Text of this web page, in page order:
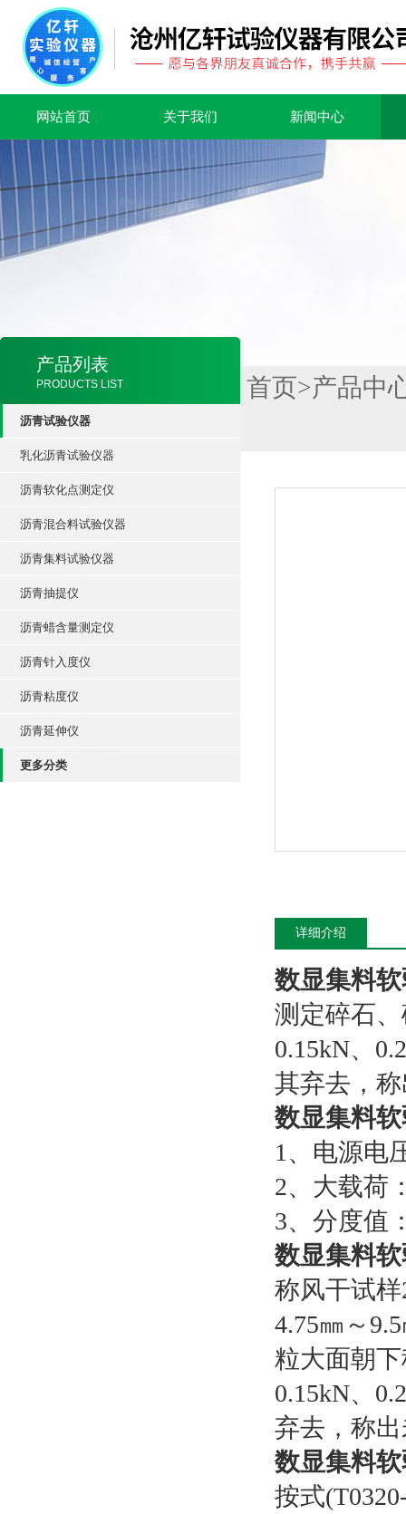
网站首页 关于我们 新闻中心
产品列表
PRODUCTS LIST
沥青试验仪器
乳化沥青试验仪器
沥青软化点测定仪
沥青混合料试验仪器
沥青集料试验仪器
沥青抽提仪
沥青蜡含量测定仪
沥青针入度仪
沥青粘度仪
沥青延伸仪
更多分类
首页>产品中
详细介绍
数显集料
测定碎石
0.15kN、
其弃去，
数显集料
1、电源电
2、大载荷
3、分度值
数显集料
称风干试
4.75㎜～
粒大面朝
0.15kN、
弃去，称
数显集料
按式